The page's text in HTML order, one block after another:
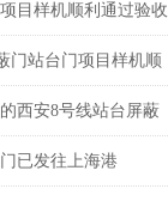
目样机顺利通过验收
门站台门项目样机顺
西安8号线站台屏蔽
已发往上海港